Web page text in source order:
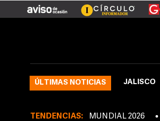
ÚLTIMAS NOTICIAS JALISCO
TENDENCIAS: MUNDIAL 2026